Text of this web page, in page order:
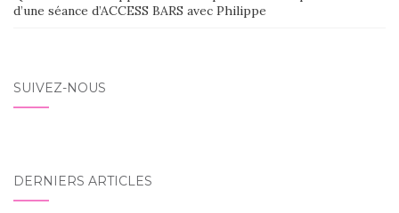
d’une séance d’ACCESS BARS avec Philippe
SUIVEZ-NOUS
DERNIERS ARTICLES